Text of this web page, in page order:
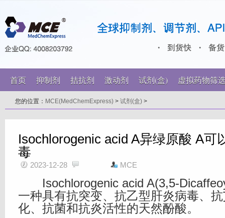
首页 抑制剂 拮抗剂 激动剂 试剂(盒) 虚拟药物筛
您的位置： MCE(MedChemExpress) > 试剂(盒) >
Isochlorogenic acid A异绿原酸 A可
毒
2023-12-28 MCE
Isochlorogenic acid A(3,5-
一种具有抗突变、抗乙型肝炎病毒、
化、抗菌和抗炎活性的天然酚酸。